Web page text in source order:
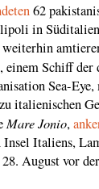
62
in
, einem Schiff der
Sea-
italienischen
Mare Jonio,
Italiens,
August vor